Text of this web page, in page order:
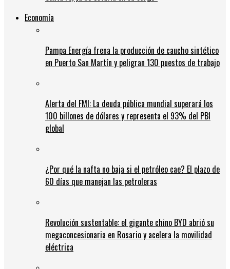
Economía
Pampa Energía frena la producción de caucho sintético
en Puerto San Martín y peligran 130 puestos de trabajo
Alerta del FMI: La deuda pública mundial superará los
100 billones de dólares y representa el 93% del PBI
global
¿Por qué la nafta no baja si el petróleo cae? El plazo de
60 días que manejan las petroleras
Revolución sustentable: el gigante chino BYD abrió su
megaconcesionaria en Rosario y acelera la movilidad
eléctrica